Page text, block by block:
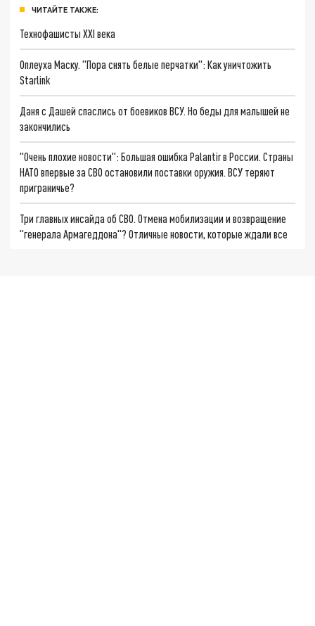
ЧИТАЙТЕ ТАКЖЕ:
Технофашисты XXI века
Оплеуха Маску. "Пора снять белые перчатки": Как уничтожить
Starlink
Даня с Дашей спаслись от боевиков ВСУ. Но беды для малышей не
закончились
"Очень плохие новости": Большая ошибка Palantir в России. Страны
НАТО впервые за СВО остановили поставки оружия. ВСУ теряют
приграничье?
Три главных инсайда об СВО. Отмена мобилизации и возвращение
"генерала Армагеддона"? Отличные новости, которые ждали все